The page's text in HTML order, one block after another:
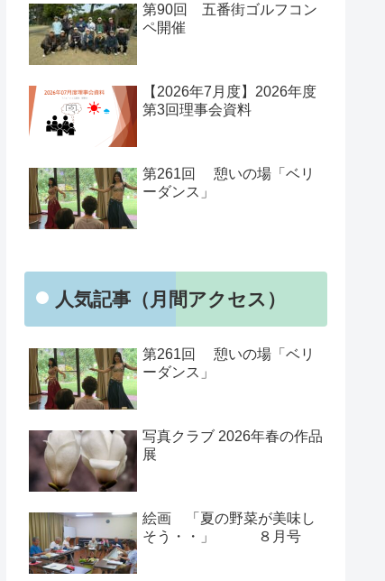
第90回 五番街ゴルフコン
ペ開催
【2026年7月度】2026年度
第3回理事会資料
第261回 憩いの場「ベリ
ーダンス」
人気記事（月間アクセス）
第261回 憩いの場「ベリ
ーダンス」
写真クラブ 2026年春の作品
展
絵画 「夏の野菜が美味し
そう・・」 ８月号